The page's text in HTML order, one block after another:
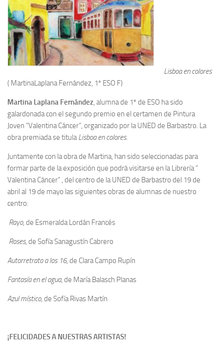
Lisboa en colores
( MartinaLaplana Fernández, 1º ESO F)
Martina Laplana Fernández, alumna de 1º de ESO ha sido
galardonada con el segundo premio en el certamen de Pintura
Joven “Valentina Cáncer”, organizado por la UNED de Barbastro. La
obra premiada se titulaLisboa en colores.
Juntamente con la obra de Martina, han sido seleccionadas para
formar parte de la exposición que podrá visitarse en la Librería “
Valentina Cáncer” , del centro de la UNED de Barbastro del 19 de
abril al 19 de mayo las siguientes obras de alumnas de nuestro
centro:
Rayo, de Esmeralda Lordán Francés
Roses, de Sofía Sanagustín Cabrero
Autorretrato a los 16, de Clara Campo Rupín
Fantasía en el agua, de María Balasch Planas
Azul místico, de Sofía Rivas Martín
¡FELICIDADES A NUESTRAS ARTISTAS!